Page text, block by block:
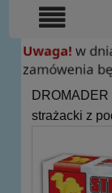
strażacki z